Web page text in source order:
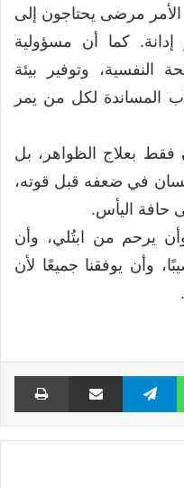
مرضى يحتاجون إلى
كما أن مسؤولية
النفسية، وتوفير بيئة
المساندة لكل من يمر
فقط بعلاج الظواهر، بل
في ضعفه قبل قوته،
حافة اليأس.
يرحم من ابتُلي، وأن
وأن يوفقنا جميعًا لأن
واتساب تيلقرام مشاركة عبر البريد